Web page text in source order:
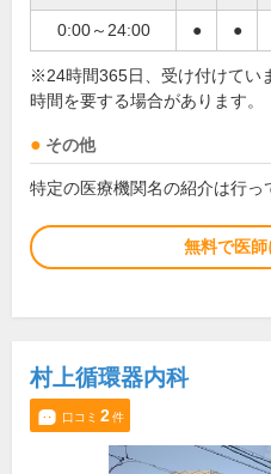
0:00～24:00 ● ●
※24時間365日、受け付けてい
時間を要する場合があります。
その他
特定の医療機関名の紹介は行っ
無料で医
村上循環器内科
口コミ 2件